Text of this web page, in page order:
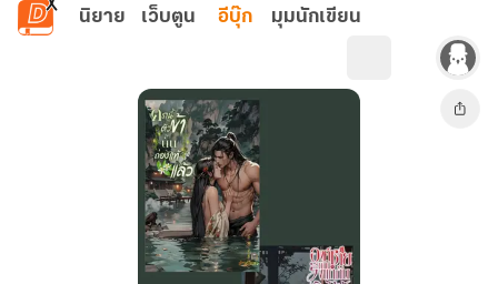
ข้ามไปยังเนื้อหาหลัก
นิยาย เว็บตูน อีบุ๊ก มุมนักเขียน